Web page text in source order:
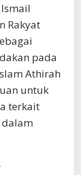
Rakyat
pada
Athirah
untuk
terkait